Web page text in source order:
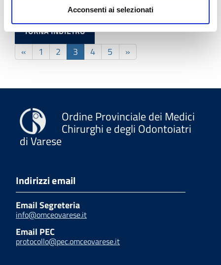
Acconsenti ai selezionati
TORNA INDIETRO
« 1 2 3 4 5 »
Ordine Provinciale dei Medici
Chirurghi e degli Odontoiatri
di Varese
Indirizzi email
Email Segreteria
info@omceovarese.it
Email PEC
protocollo@pec.omceovarese.it